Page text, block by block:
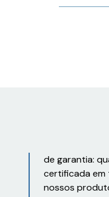
de garantia:
certificada em
nossos